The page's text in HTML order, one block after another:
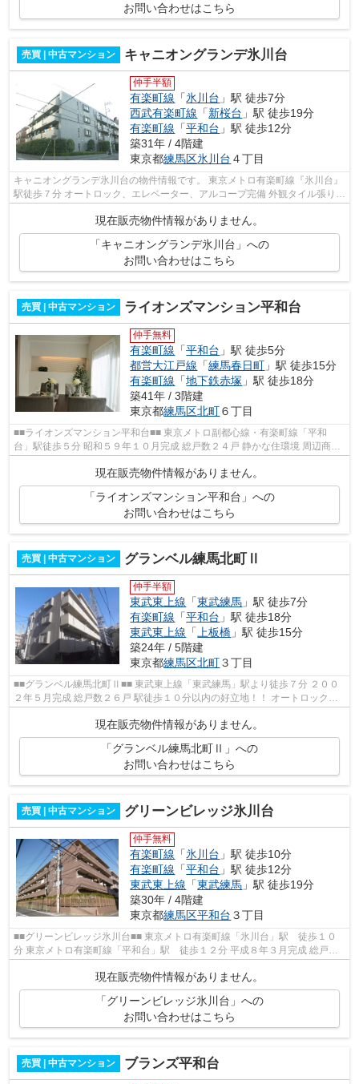
お問い合わせはこちら
売買 | 中古マンション キャニオングランデ氷川台
仲手半額
有楽町線 「氷川台 」駅 徒歩7分
西武有楽町線 「新桜台 」駅 徒歩19分
有楽町線 「平和台 」駅 徒歩12分
築31年 / 4階建
東京都練馬区氷川台 ４丁目
キャニオングランデ氷川台の物件情報です。 東京メトロ有楽町線『氷川台』
駅徒歩７分 オートロック、エレベーター、アルコープ完備 外観タイル張り
現在販売物件情報がありません。
「キャニオングランデ氷川台」への
お問い合わせはこちら
売買 | 中古マンション ライオンズマンション平和台
仲手無料
有楽町線 「平和台 」駅 徒歩5分
都営大江戸線 「練馬春日町 」駅 徒歩15分
有楽町線 「地下鉄赤塚 」駅 徒歩18分
築41年 / 3階建
東京都練馬区北町６丁目
■■ライオンズマンション平和台■■ 東京メトロ副都心線・有楽町線「平和
台」駅徒歩５分 昭和５９年１０月完成 総戸数２４戸 静かな住環境 周辺商業
施設多数あり リノレイズならす...
現在販売物件情報がありません。
「ライオンズマンション平和台」への
お問い合わせはこちら
売買 | 中古マンション グランベル練馬北町Ⅱ
仲手半額
東武東上線 「東武練馬 」駅 徒歩7分
有楽町線 「平和台 」駅 徒歩18分
東武東上線 「上板橋 」駅 徒歩15分
築24年 / 5階建
東京都練馬区北町３丁目
■■グランベル練馬北町Ⅱ■■ 東武東上線「東武練馬」駅より徒歩７分 ２００
２年５月完成 総戸数２６戸 駅徒歩１０分以内の好立地！！ オートロックや
現在販売物件情報がありません。
「グランベル練馬北町Ⅱ」への
お問い合わせはこちら
売買 | 中古マンション グリーンビレッジ氷川台
仲手無料
有楽町線 「氷川台 」駅 徒歩10分
有楽町線 「平和台 」駅 徒歩12分
東武東上線 「東武練馬 」駅 徒歩19分
築30年 / 4階建
東京都練馬区平和台 ３丁目
■■グリーンビレッジ氷川台■■ 東京メトロ有楽町線「氷川台」駅 徒歩１０
分 東京メトロ有楽町線「平和台」駅 徒歩１２分 平成８年３月完成 総戸数
現在販売物件情報がありません。
「グリーンビレッジ氷川台」への
お問い合わせはこちら
売買 | 中古マンション ブランズ平和台